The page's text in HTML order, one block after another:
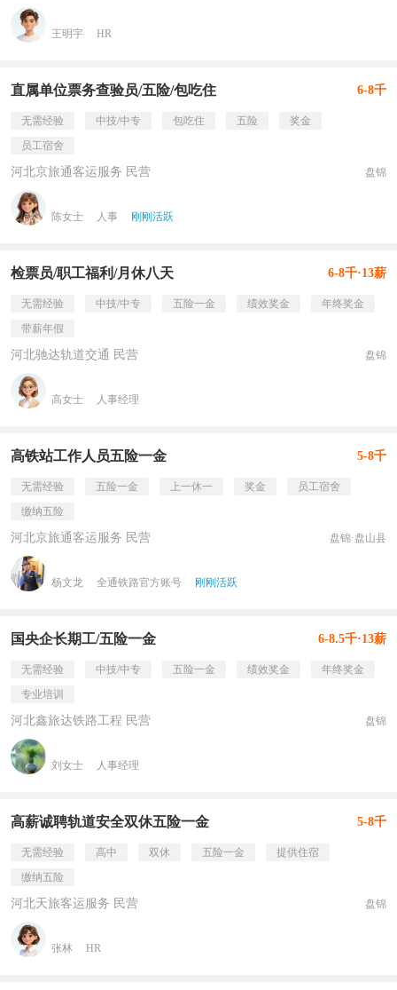
王明宇 HR
直属单位票务查验员/五险/包吃住 6-8千
无需经验 中技/中专 包吃住 五险
奖金
员工宿舍
河北京旅通客运服务 民营 盘锦
陈女士 人事 刚刚活跃
检票员/职工福利/月休八天 6-8千·13薪
无需经验 中技/中专 五险一金 绩效奖金
年终奖金
带薪年假
河北驰达轨道交通 民营 盘锦
高女士 人事经理
高铁站工作人员五险一金 5-8千
无需经验 五险一金 上一休一 奖金
员工宿舍
缴纳五险
河北京旅通客运服务 民营 盘锦·盘山县
杨文龙 全通铁路官方账号 刚刚活跃
国央企长期工/五险一金 6-8.5千·13薪
无需经验 中技/中专 五险一金 绩效奖金
年终奖金
专业培训
河北鑫旅达铁路工程 民营 盘锦
刘女士 人事经理
高薪诚聘轨道安全双休五险一金 5-8千
无需经验 高中 双休 五险一金
提供住宿
缴纳五险
河北天旅客运服务 民营 盘锦
张林 HR